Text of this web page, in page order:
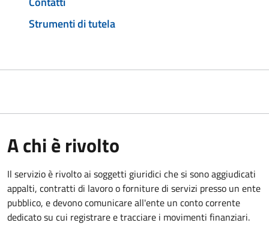
Strumenti di tutela
A chi è rivolto
Il servizio è rivolto ai soggetti giuridici che si sono aggiudicati
appalti, contratti di lavoro o forniture di servizi presso un ente
pubblico, e devono comunicare all'ente un conto corrente
dedicato su cui registrare e tracciare i movimenti finanziari.